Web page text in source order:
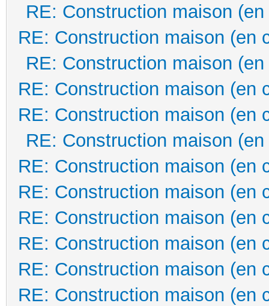
RE: Construction maison
RE: Construction maison (en
RE: Construction maison
RE: Construction maison (en
RE: Construction maison (en
RE: Construction maison
RE: Construction maison (en
RE: Construction maison (en
RE: Construction maison (en
RE: Construction maison (en
RE: Construction maison (en
RE: Construction maison (en